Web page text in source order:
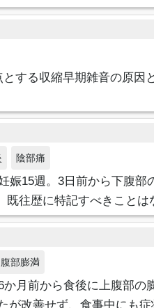
する収縮早期雑音の原因
陰部痛
娠15週。3日前から下腹部
往歴に特記すべきことは
腹部膨満
月前から食後に上腹部の
が改善せず、食事中にも